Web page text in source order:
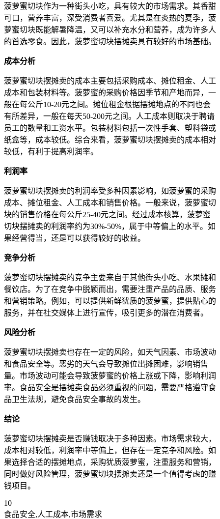
菠萝蜜切块作为一种街头小吃，具有较大的市场需求。其香甜
可口，营养丰富，深受消费者喜爱。尤其是在炎热的夏季，菠
萝蜜切块既能解暑降温，又可以补充水分和营养，成为许多人
的首选零食。因此，菠萝蜜切块摆摊卖具有较好的市场基础。
成本分析
菠萝蜜切块摆摊卖的成本主要包括采购成本、摊位租金、人工
成本和包装材料等。菠萝蜜的采购价格因季节和产地而异，一
般在每公斤10-20元之间。摊位租金根据摆摊地点的不同也会
有所差异，一般在每天50-200元之间。人工成本则取决于聘请
员工的数量和工资水平。包装材料包括一次性手套、塑料袋或
纸盒等，成本较低。综合来看，菠萝蜜切块摆摊卖的成本相对
较低，有利于提高利润率。
利润率
菠萝蜜切块摆摊卖的利润率受多种因素影响，如菠萝蜜的采购
成本、摊位租金、人工成本和销售价格。一般来说，菠萝蜜切
块的销售价格在每公斤25-40元之间。经过成本核算，菠萝蜜
切块摆摊卖的利润率约为30%-50%，属于中等偏上的水平。如
果经营得当，还是可以获得较好的收益。
竞争分析
菠萝蜜切块摆摊卖的竞争主要来自于其他街头小吃、水果摊和
餐饮店。为了在竞争中脱颖而出，需要注重产品的品质、服务
和营销策略。例如，可以提供新鲜犹质的菠萝蜜，提供贴心的
服务，并在社交媒体上进行宣传，吸引更多的潜在消费者。
风险分析
菠萝蜜切块摆摊卖也存在一定的风险，如天气因素、市场波动
和食品安全等。恶劣的天气会导致摊位出摊困难，影响销售
量。市场波动可能会导致菠萝蜜的价格上涨或下降，影响利润
率。食品安全是摆摊卖食品必须重视的问题，需要严格遵守食
品卫生法规，避免食品安全事故的发生。
结论
菠萝蜜切块摆摊卖是否赚钱取决于多种因素。市场需求较大，
成本相对较低，利润率中等偏上，但存在一定竞争和风险。如
果选择合适的摆摊地点，采购犹质菠萝蜜，注重服务和营销，
同时做好风险管理，菠萝蜜切块摆摊卖还是一个值得考虑的赚
钱项目。
10
食品安全,人工成本,市场需求